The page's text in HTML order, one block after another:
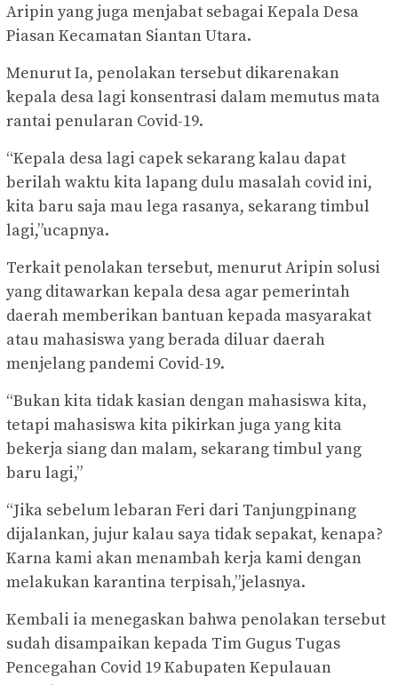
Aripin yang juga menjabat sebagai Kepala Desa
Piasan Kecamatan Siantan Utara.
Menurut Ia, penolakan tersebut dikarenakan
kepala desa lagi konsentrasi dalam memutus mata
rantai penularan Covid-19.
“Kepala desa lagi capek sekarang kalau dapat
berilah waktu kita lapang dulu masalah covid ini,
kita baru saja mau lega rasanya, sekarang timbul
lagi,”ucapnya.
Terkait penolakan tersebut, menurut Aripin solusi
yang ditawarkan kepala desa agar pemerintah
daerah memberikan bantuan kepada masyarakat
atau mahasiswa yang berada diluar daerah
menjelang pandemi Covid-19.
“Bukan kita tidak kasian dengan mahasiswa kita,
tetapi mahasiswa kita pikirkan juga yang kita
bekerja siang dan malam, sekarang timbul yang
baru lagi,”
“Jika sebelum lebaran Feri dari Tanjungpinang
dijalankan, jujur kalau saya tidak sepakat, kenapa?
Karna kami akan menambah kerja kami dengan
melakukan karantina terpisah,”jelasnya.
Kembali ia menegaskan bahwa penolakan tersebut
sudah disampaikan kepada Tim Gugus Tugas
Pencegahan Covid 19 Kabupaten Kepulauan